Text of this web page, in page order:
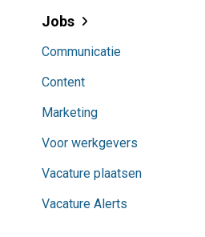
Jobs
Communicatie
Content
Marketing
Voor werkgevers
Vacature plaatsen
Vacature Alerts